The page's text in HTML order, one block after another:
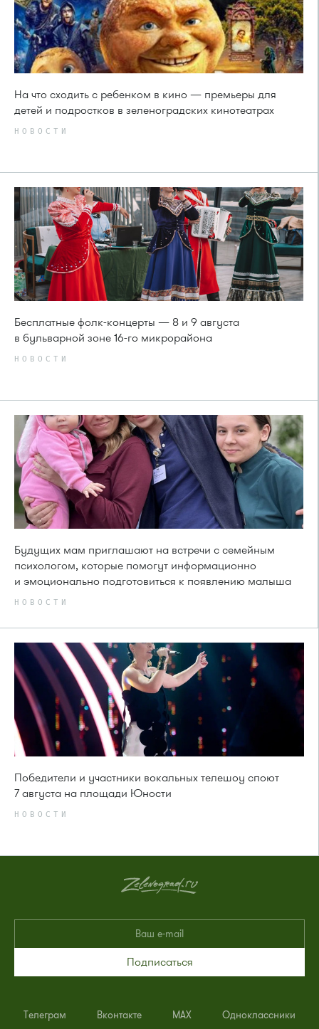
На что сходить с ребенком в кино — премьеры для
детей и подростков в зеленоградских кинотеатрах
НОВОСТИ
Бесплатные фолк-концерты — 8 и 9 августа
в бульварной зоне 16-го микрорайона
НОВОСТИ
Будущих мам приглашают на встречи с семейным
психологом, которые помогут информационно
и эмоционально подготовиться к появлению малыша
НОВОСТИ
Победители и участники вокальных телешоу споют
7 августа на площади Юности
НОВОСТИ
Подписаться
Телеграм Вконтакте MAX Одноклассники